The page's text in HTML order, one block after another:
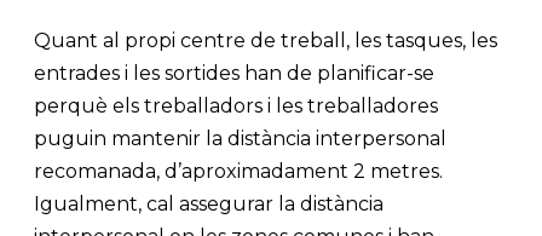
Quant al propi centre de treball, les tasques, les
entrades i les sortides han de planificar-se
perquè els treballadors i les treballadores
puguin mantenir la distància interpersonal
recomanada, d’aproximadament 2 metres.
Igualment, cal assegurar la distància